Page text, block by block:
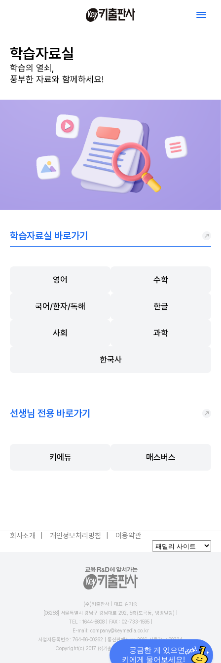
메
학습자료실
학습의 열쇠,
풍부한 자료와 함께하세요!
학습자료실 바로가기
영어 수학
국어/한자/독해 한글
사회 과학
한국사
선생님 전용 바로가기
키에듀 매스버스
회사소개 개인정보처리방침 이용약관
(주)키출판사 | 대표 김기중
[06258] 서울특별시 강남구 강남대로 292, 5층(도곡동, 뱅뱅빌딩) |
TEL : 1644-8808 | FAX : 02-733-1595 |
E-mail: company@keymedia.co.kr
사업자등록번호: 764-86-00262 | 통신판매신고: 2016-서울강남-00324
Copyright(c) 2017 ㈜키출판사, All rights reserved
궁금한 게 있으면
키에게 물어보세요!
퀵
메
뉴